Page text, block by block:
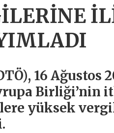
16 Ağustos
Birliği’nin
yüksek